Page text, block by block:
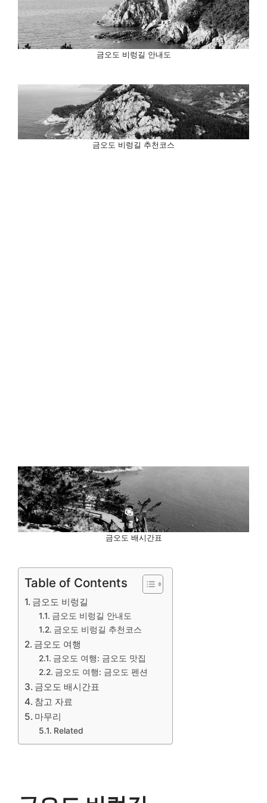
금오도 비렁길 안내도
금오도 비렁길 추천코스
금오도 배시간표
Table of Contents
금오도 비렁길
금오도 비렁길 안내도
금오도 비렁길 추천코스
금오도 여행
금오도 여행: 금오도 맛집
금오도 여행: 금오도 펜션
금오도 배시간표
참고 자료
마무리
Related